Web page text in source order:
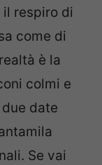
respiro di
come di
è la
colmi e
date
Se vai